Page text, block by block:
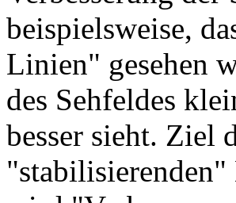
beispielsweise,
Linien" gesehen
des Sehfeldes
besser sieht. Ziel